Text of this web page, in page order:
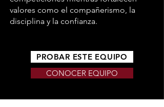
valores como el compañerismo, la
disciplina y la confianza.
PROBAR ESTE EQUIPO
CONOCER EQUIPO